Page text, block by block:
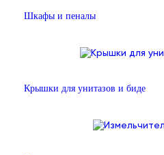
Шкафы и пеналы
Крышки для унитазов и биде